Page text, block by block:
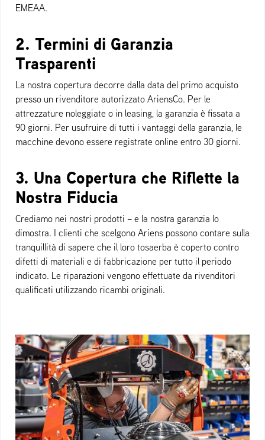
EMEAA.
2. Termini di Garanzia
Trasparenti
La nostra copertura decorre dalla data del primo acquisto
presso un rivenditore autorizzato AriensCo. Per le
attrezzature noleggiate o in leasing, la garanzia è fissata a
90 giorni. Per usufruire di tutti i vantaggi della garanzia, le
macchine devono essere registrate online entro 30 giorni.
3. Una Copertura che Riflette la
Nostra Fiducia
Crediamo nei nostri prodotti – e la nostra garanzia lo
dimostra. I clienti che scelgono Ariens possono contare sulla
tranquillità di sapere che il loro tosaerba è coperto contro
difetti di materiali e di fabbricazione per tutto il periodo
indicato. Le riparazioni vengono effettuate da rivenditori
qualificati utilizzando ricambi originali.